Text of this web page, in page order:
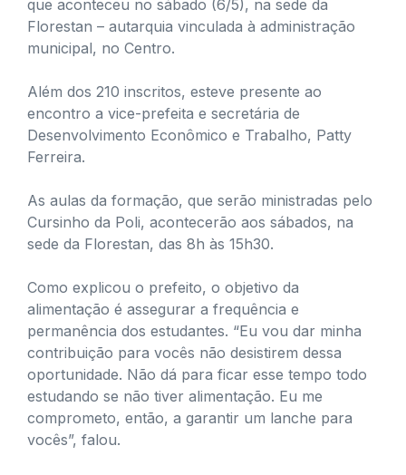
que aconteceu no sábado (6/5), na sede da
Florestan – autarquia vinculada à administração
municipal, no Centro.
Além dos 210 inscritos, esteve presente ao
encontro a vice-prefeita e secretária de
Desenvolvimento Econômico e Trabalho, Patty
Ferreira.
As aulas da formação, que serão ministradas pelo
Cursinho da Poli, acontecerão aos sábados, na
sede da Florestan, das 8h às 15h30.
Como explicou o prefeito, o objetivo da
alimentação é assegurar a frequência e
permanência dos estudantes. “Eu vou dar minha
contribuição para vocês não desistirem dessa
oportunidade. Não dá para ficar esse tempo todo
estudando se não tiver alimentação. Eu me
comprometo, então, a garantir um lanche para
vocês”, falou.